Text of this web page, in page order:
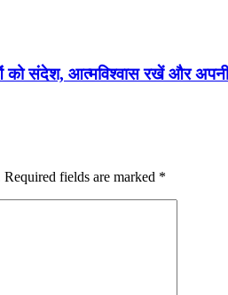
को संदेश, आत्मविश्वास रखें और
Required fields are marked *